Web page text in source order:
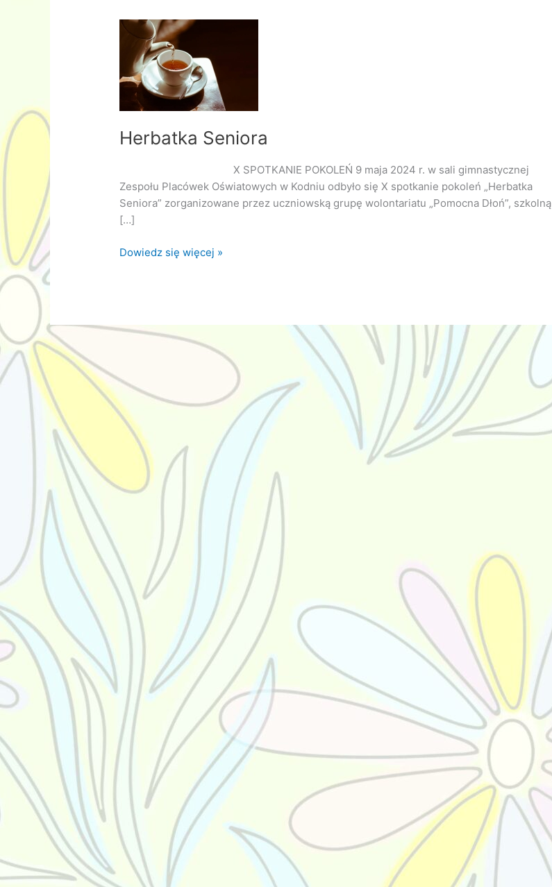
Herbatka Seniora
X SPOTKANIE POKOLEŃ 9 maja 2024 r. w sali gimnastycznej
Zespołu Placówek Oświatowych w Kodniu odbyło się X spotkanie pokoleń „Herbatka
Seniora” zorganizowane przez uczniowską grupę wolontariatu „Pomocna Dłoń”, szkolną
[…]
Herbatka
Dowiedz się więcej »